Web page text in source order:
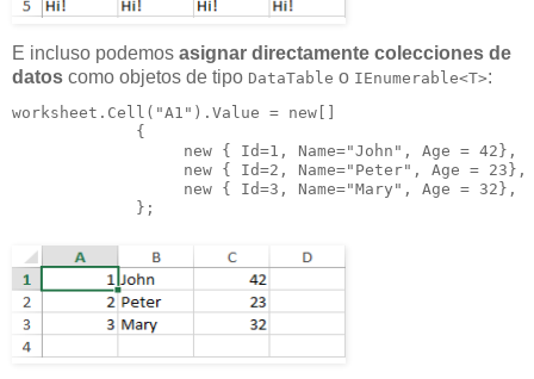
E incluso podemos asignar directamente colecciones de
datos como objetos de tipo DataTable o IEnumerable<T>:
worksheet.Cell("A1").Value = new[]
             {
                  new { Id=1, Name="John", Age = 42},
                  new { Id=2, Name="Peter", Age = 23},
                  new { Id=3, Name="Mary", Age = 32},
             };